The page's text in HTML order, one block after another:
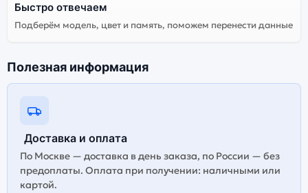
Быстро отвечаем
Подберём модель, цвет и память, поможем перенести данные
Полезная информация
Доставка и оплата
По Москве — доставка в день заказа, по России — без
предоплаты. Оплата при получении: наличными или
картой.